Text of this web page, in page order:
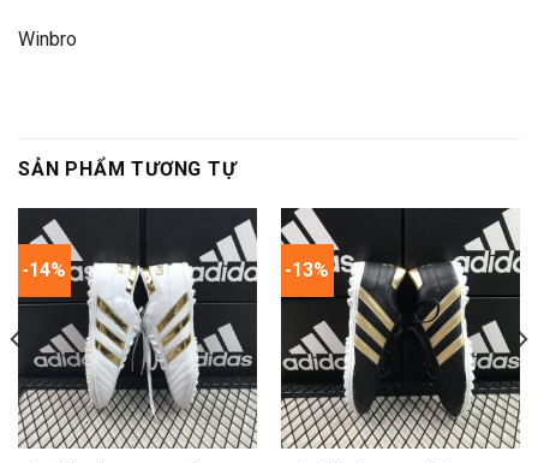
Winbro
SẢN PHẨM TƯƠNG TỰ
-14% -13%